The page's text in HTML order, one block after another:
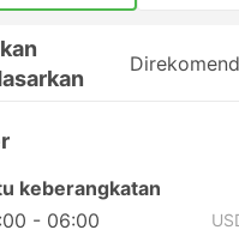
keberangkatan
- 06:00